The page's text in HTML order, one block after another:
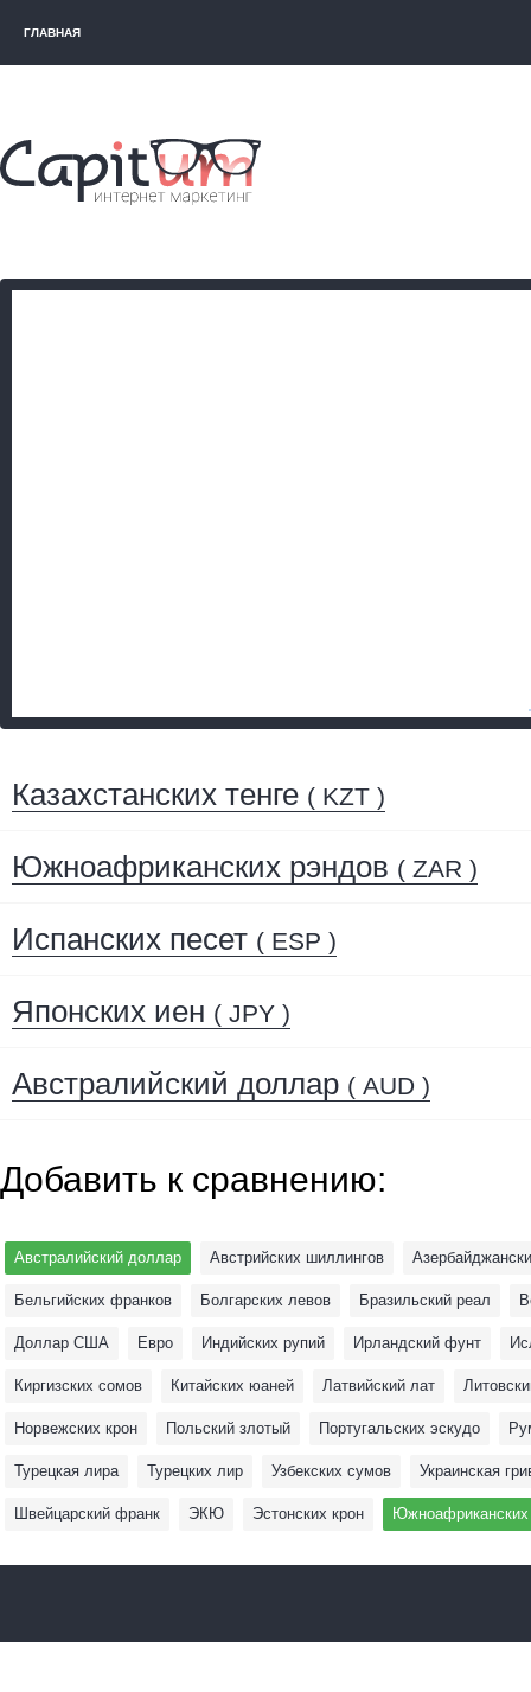
ГЛАВНАЯ
Казахстанских тенге ( KZT )
Южноафриканских рэндов ( ZAR )
Испанских песет ( ESP )
Японских иен ( JPY )
Австралийский доллар ( AUD )
Добавить к сравнению:
Австралийский доллар Австрийских шиллингов
Бельгийских франков Болгарских левов Бразильский реал
Доллар США Евро Индийских рупий Ирландский фунт
Киргизских сомов Китайских юаней Латвийский лат
Норвежских крон Польский злотый Португальских эскудо
Турецкая лира Турецких лир Узбекских сумов Украинская
Швейцарский франк ЭКЮ Эстонских крон Южноафриканских